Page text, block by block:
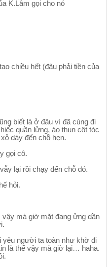
K.Lâm gọi cho nó
chiều hết (đâu phải tiền của
biết là ở đâu vì đã cùng đi
quần lửng, áo thun cột tóc
dày đến chỗ hẹn.
gọi cô.
lại rồi chạy đến chỗ đó.
hỏi.
mà giờ mặt đang ửng dần
người ta toàn như khờ đi
là thế vậy mà giờ lại… haha.